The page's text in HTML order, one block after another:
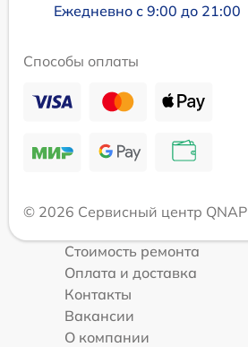
Ежедневно с 9:00 до 21:00
Способы оплаты
© 2026 Сервисный центр QNAP
Стоимость ремонта
Оплата и доставка
Контакты
Вакансии
О компании